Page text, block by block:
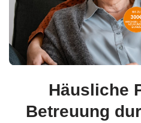
Häusliche
Betreuung